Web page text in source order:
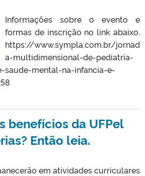
Informações sobre o evento e
formas de inscrição no link abaixo.
https://www.sympla.com.br/jornad
a-multidimensional-de-pediatria-
mental-na-infancia-e-
benefícios da UFPel
Então leia.
em atividades curriculares